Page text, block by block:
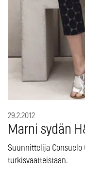
29.2.2012
Marni sydän
Suunnittelija
turkisvaatteistaan.